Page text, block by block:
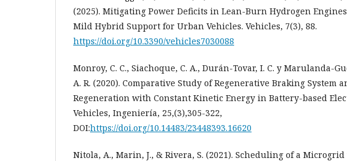
(2025). Mitigating Power Deficits in Lean-Burn Hydrogen
Mild Hybrid Support for Urban Vehicles. Vehicles, 7(3), 88.
https://doi.org/10.3390/vehicles7030088
Monroy, C. C., Siachoque, C. A., Durán-Tovar, I. C. y Marulanda-
A. R. (2020). Comparative Study of Regenerative Braking System
Regeneration with Constant Kinetic Energy in Battery-based
Vehicles, Ingeniería, 25,(3),305-322,
DOI:https://doi.org/10.14483/23448393.16620
Nitola, A., Marin, J., & Rivera, S. (2021). Scheduling of a